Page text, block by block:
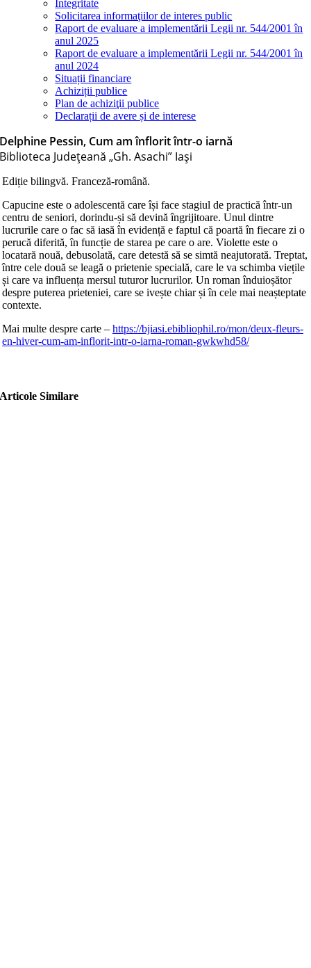
Integritate
Solicitarea informaţiilor de interes public
Raport de evaluare a implementării Legii nr. 544/2001 în
anul 2025
Raport de evaluare a implementării Legii nr. 544/2001 în
anul 2024
Situații financiare
Achiziții publice
Plan de achiziţii publice
Declarații de avere și de interese
Delphine Pessin, Cum am înflorit într-o iarnă
Biblioteca Judeţeană „Gh. Asachi” Iaşi
Ediție bilingvă. Franceză-română.
Capucine este o adolescentă care își face stagiul de practică într-un
centru de seniori, dorindu-și să devină îngrijitoare. Unul dintre
lucrurile care o fac să iasă în evidență e faptul că poartă în fiecare zi o
perucă diferită, în funcție de starea pe care o are. Violette este o
locatară nouă, debusolată, care detestă să se simtă neajutorată. Treptat,
între cele două se leagă o prietenie specială, care le va schimba viețile
și care va influența mersul tuturor lucrurilor. Un roman înduioșător
despre puterea prieteniei, care se ivește chiar și în cele mai neașteptate
contexte.
Mai multe despre carte – https://bjiasi.ebibliophil.ro/mon/deux-fleurs-
en-hiver-cum-am-inflorit-intr-o-iarna-roman-gwkwhd58/
Articole Similare